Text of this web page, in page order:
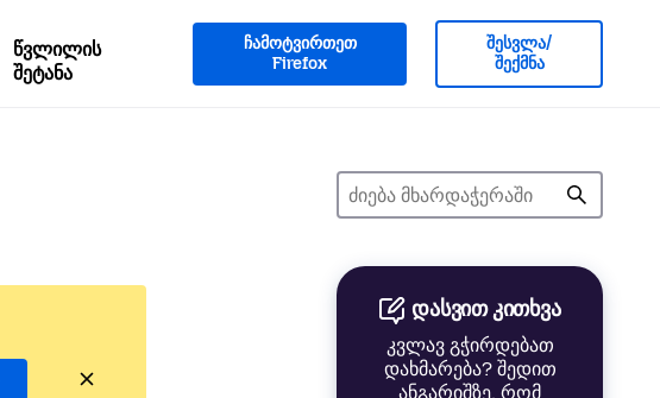
წვლილის
შეტანა
ჩამოტვირთეთ
Firefox
შესვლა/
შექმნა
დასვით კითხვა
კვლავ გჭირდებათ
დახმარება? შედით
ანგარიშზე, რომ